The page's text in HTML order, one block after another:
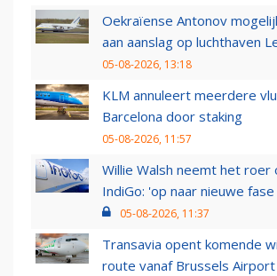
Oekraïense Antonov
aan aanslag op luchthaven
05-08-2026, 13:18
KLM annuleert meerdere
Barcelona door staking
05-08-2026, 11:57
Willie Walsh neemt het roer
IndiGo: 'op naar nieuwe
05-08-2026, 11:37
Transavia opent komende
route vanaf Brussels Airport